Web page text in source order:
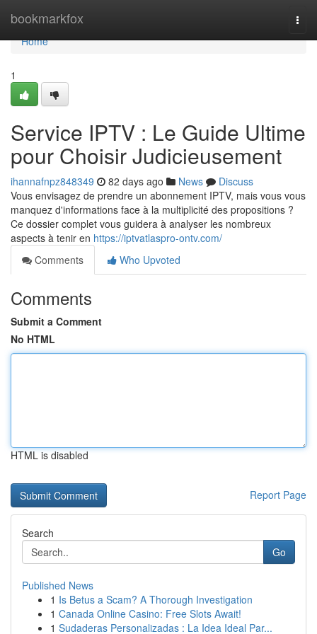
bookmarkfox
Home
Home
1
Service IPTV : Le Guide Ultime
pour Choisir Judicieusement
ihannafnpz848349 82 days ago News
Discuss
Vous envisagez de prendre un abonnement IPTV, mais vous vous
manquez d'informations face à la multiplicité des propositions ?
Ce dossier complet vous guidera à analyser les nombreux
aspects à tenir en https://iptvatlaspro-ontv.com/
Comments
Who Upvoted
Comments
Submit a Comment
No HTML
HTML is disabled
Report Page
Search
Go
Published News
1 Is Betus a Scam? A Thorough Investigation
1 Canada Online Casino: Free Slots Await!
1 Sudaderas Personalizadas : La Idea Ideal Par...